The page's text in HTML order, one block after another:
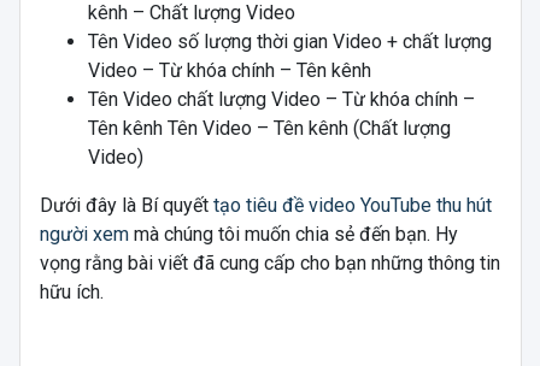
kênh – Chất lượng Video
Tên Video số lượng thời gian Video + chất lượng
Video – Từ khóa chính – Tên kênh
Tên Video chất lượng Video – Từ khóa chính –
Tên kênh Tên Video – Tên kênh (Chất lượng
Video)
Dưới đây là Bí quyết tạo tiêu đề video YouTube thu hút
người xemmà chúng tôi muốn chia sẻ đến bạn. Hy
vọng rằng bài viết đã cung cấp cho bạn những thông tin
hữu ích.